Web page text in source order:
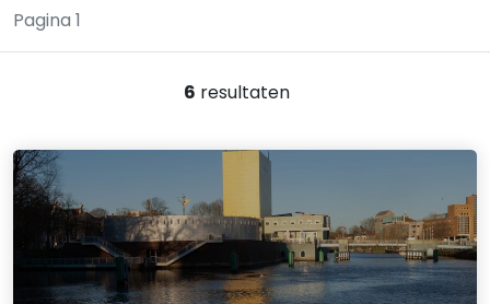
Pagina 1
6 resultaten